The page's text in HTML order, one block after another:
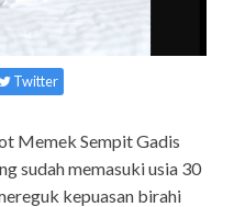
Twitter
Memek Sempit Gadis
sudah memasuki usia 30
kepuasan birahi